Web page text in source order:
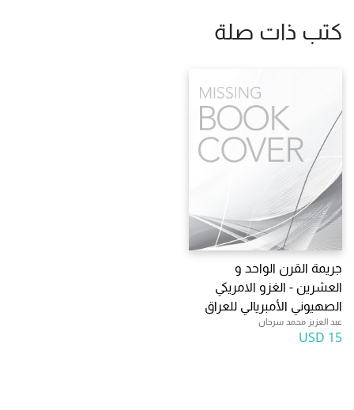
كتب ذات صلة
جريمة القرن الواحد و
العشرين - الغزو الامريكي
الصهيوني الأمبريالي للعراق
عبد العزيز محمد سرحان
15 USD